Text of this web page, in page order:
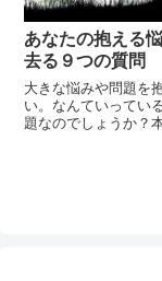
あなたの抱える
去る９つの質問
大きな悩みや問題を
い。なんていってい
題なのでしょうか？